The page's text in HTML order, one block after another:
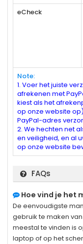
eCheck
Note:
1. Voer het juiste
afrekenen met
kiest als het
op onze website
PayPal-adres
2. We hechten net
en veiligheid, en al
op onze website
FAQs
Hoe vind je het
De eenvoudigste
gebruik te maken
meestal te vinden is
laptop of op het